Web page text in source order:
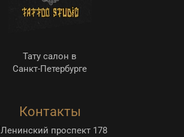
Тату салон в
Санкт-Петербурге
Контакты
Ленинский проспект 178